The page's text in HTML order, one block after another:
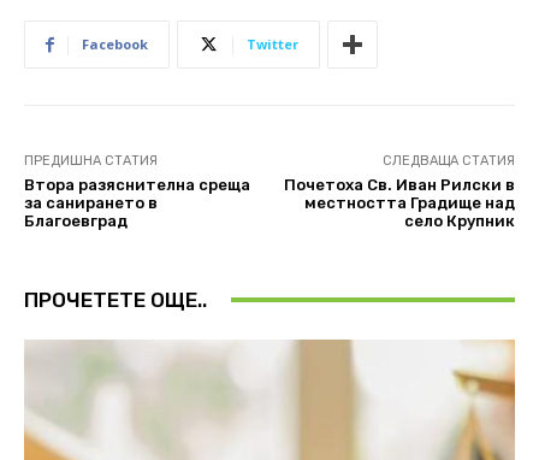
Facebook Twitter
ПРЕДИШНА СТАТИЯ
Втора разяснителна среща
за санирането в
Благоевград
СЛЕДВАЩА СТАТИЯ
Почетохa Св. Иван Рилски в
местността Градище над
село Крупник
ПРОЧЕТЕТЕ ОЩЕ..